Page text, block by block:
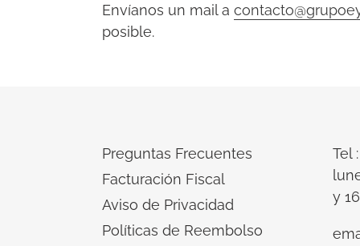
Envíanos un mail a
posible.
Preguntas Frecuentes
Facturación Fiscal
Aviso de Privacidad
Políticas de Reembolso
Tel
y